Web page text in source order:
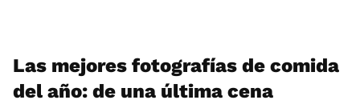
Las mejores fotografías de comida
del año: de una última cena